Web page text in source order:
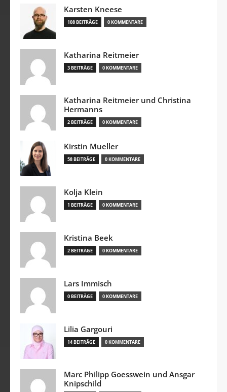
Karsten Kneese
108 BEITRÄGE 0 KOMMENTARE
Katharina Reitmeier
3 BEITRÄGE 0 KOMMENTARE
Katharina Reitmeier und Christina
Hermanns
2 BEITRÄGE 0 KOMMENTARE
Kirstin Mueller
58 BEITRÄGE 0 KOMMENTARE
Kolja Klein
1 BEITRÄGE 0 KOMMENTARE
Kristina Beek
2 BEITRÄGE 0 KOMMENTARE
Lars Immisch
0 BEITRÄGE 0 KOMMENTARE
Lilia Gargouri
14 BEITRÄGE 0 KOMMENTARE
Marc Philipp Goesswein und Ansgar
Knipschild